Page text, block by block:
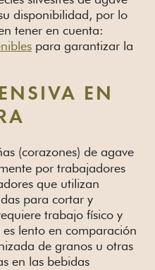
disponibilidad, por lo
tener en cuenta:
para garantizar la
EN
(corazones) de agave
por trabajadores
que utilizan
para cortar y
trabajo físico y
lento en comparación
de granos u otras
en las bebidas